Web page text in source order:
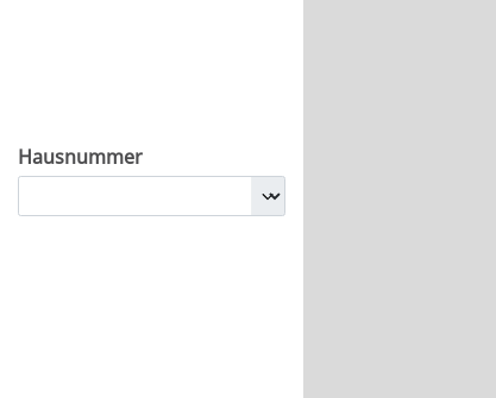
Hausnummer